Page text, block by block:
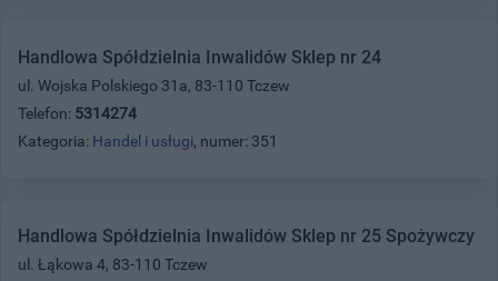
Handlowa Spółdzielnia Inwalidów Sklep nr 24
ul. Wojska Polskiego 31a, 83-110 Tczew
Telefon: 5314274
Kategoria: Handel i usługi, numer: 351
Handlowa Spółdzielnia Inwalidów Sklep nr 25 Spożywczy
ul. Łąkowa 4, 83-110 Tczew